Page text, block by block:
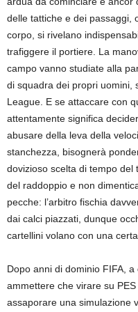
delle tattiche e dei passaggi,
corpo, si rivelano
trafiggere il portiere. La
campo vanno studiate alla
di squadra dei propri uomini,
League. E se attaccare con
attentamente significa
abusare della leva della
stanchezza, bisognerà
dovizioso scelta di tempo del
del raddoppio e non
pecche: l’arbitro fischia
dai calci piazzati, dunque
cartellini volano con una
Dopo anni di dominio FIFA,
ammettere che virare su
assaporare una simulazione